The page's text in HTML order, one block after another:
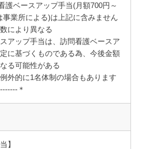
護ベースアップ手当(月額700円～
事業所による)は上記に含みません
により異なる
アップ手当は、訪問看護ベースア
に基づくものである為、今後金額
る可能性がある
外的に1名体制の場合もあります
＊
】